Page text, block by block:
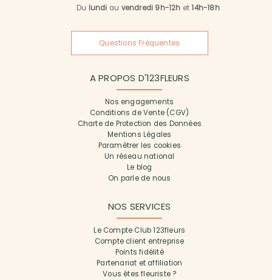
Du lundi au vendredi 9h-12h et14h-18h
Questions Fréquentes
A PROPOS D'123FLEURS
Nos engagements
Conditions de Vente (CGV)
Charte de Protection des Données
Mentions Légales
Paramétrer les cookies
Un réseau national
Le blog
On parle de nous
NOS SERVICES
Le Compte Club 123fleurs
Compte client entreprise
Points fidélité
Partenariat et affiliation
Vous êtes fleuriste ?